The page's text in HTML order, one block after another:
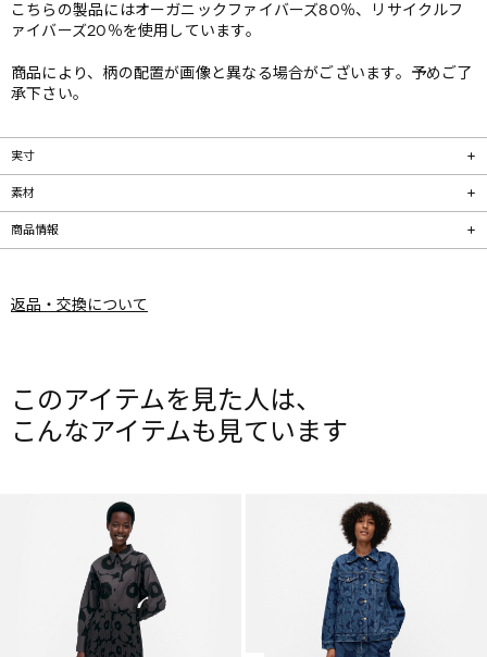
こちらの製品にはオーガニックファイバーズ80％、リサイクルフ
ァイバーズ20％を使用しています。
商品により、柄の配置が画像と異なる場合がございます。予めご了
承下さい。
実寸
素材
商品情報
返品・交換について
このアイテムを見た人は、
こんなアイテムも見ています